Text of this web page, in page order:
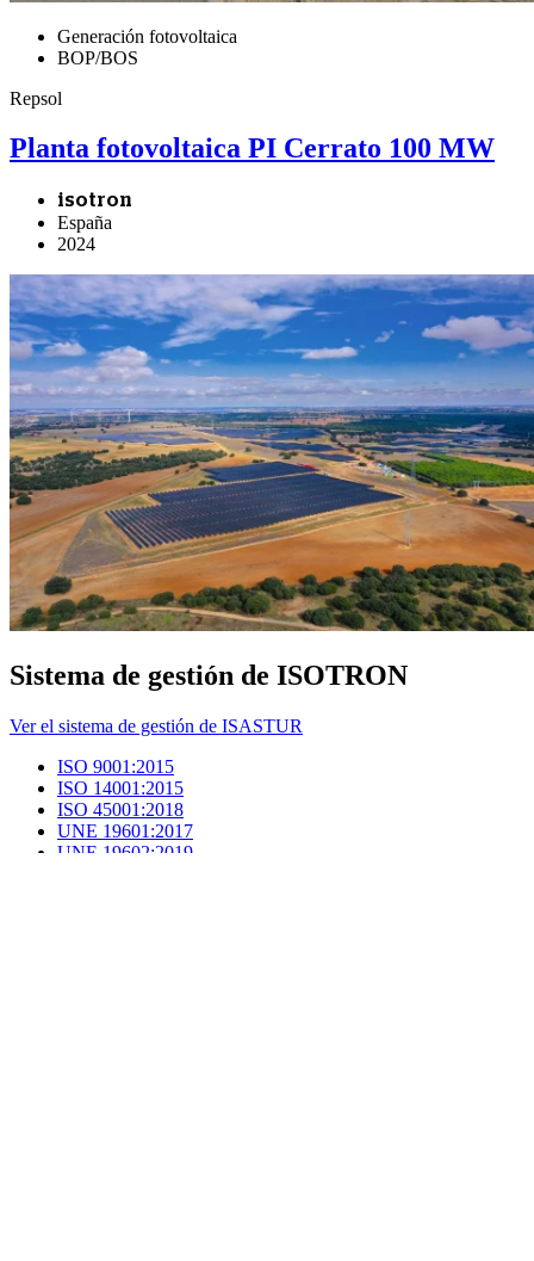
Generación fotovoltaica
BOP/BOS
Repsol
Planta fotovoltaica PI Cerrato 100 MW
isotron
España
2024
Sistema de gestión de ISOTRON
Ver el sistema de gestión de ISASTUR
ISO 9001:2015
ISO 14001:2015
ISO 45001:2018
UNE 19601:2017
UNE 19602:2019